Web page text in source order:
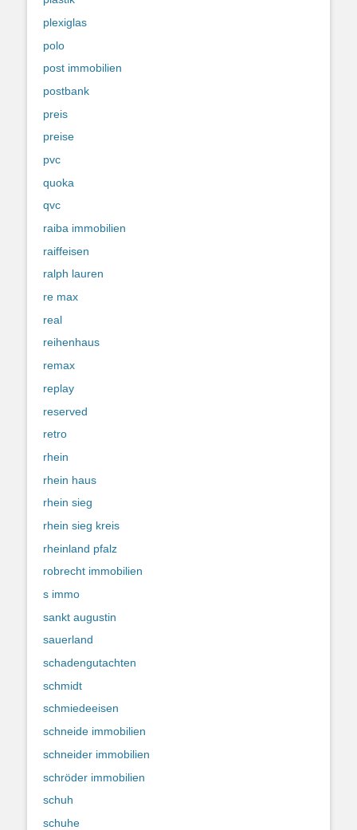
plexiglas
polo
post immobilien
postbank
preis
preise
pvc
quoka
qvc
raiba immobilien
raiffeisen
ralph lauren
re max
real
reihenhaus
remax
replay
reserved
retro
rhein
rhein haus
rhein sieg
rhein sieg kreis
rheinland pfalz
robrecht immobilien
s immo
sankt augustin
sauerland
schadengutachten
schmidt
schmiedeeisen
schneide immobilien
schneider immobilien
schröder immobilien
schuh
schuhe